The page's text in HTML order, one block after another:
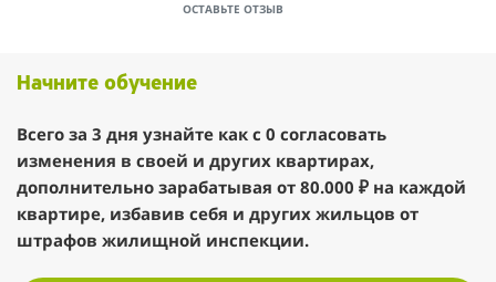
ОСТАВЬТЕ ОТЗЫВ
Начните обучение
Всего за 3 дня узнайте как с 0 согласовать
изменения в своей и других квартирах,
дополнительно зарабатывая от 80.000 ₽ на каждой
квартире, избавив себя и других жильцов от
штрафов жилищной инспекции.